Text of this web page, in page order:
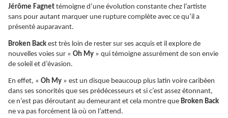
Jérôme Fagnet témoigne d’une évolution constante chez l’artiste
sans pour autant marquer une rupture complète avec ce qu’il a
présenté auparavant.
Broken Back est très loin de rester sur ses acquis et il explore de
nouvelles voies sur « Oh My » qui témoigne assurément de son envie
de soleil et d’évasion.
En effet, « Oh My » est un disque beaucoup plus latin voire caribéen
dans ses sonorités que ses prédécesseurs et si c’est assez étonnant,
ce n’est pas déroutant au demeurant et cela montre que Broken Back
ne va pas forcément là où on l’attend.